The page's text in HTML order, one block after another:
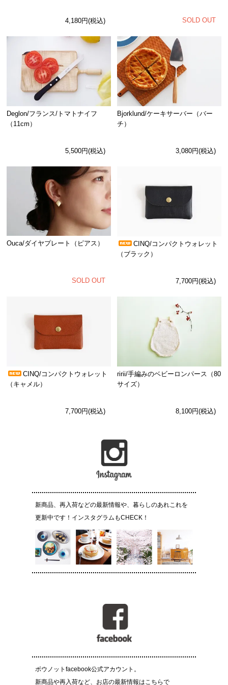
4,180円(税込) SOLD OUT
Deglon/フランス/トマトナイフ
（11cm）
5,500円(税込)
Bjorklund/ケーキサーバー（バー
チ）
3,080円(税込)
Ouca/ダイヤプレート（ピアス）
SOLD OUT
CINQ/コンパクトウォレット
（ブラック）
7,700円(税込)
CINQ/コンパクトウォレット
（キャメル）
7,700円(税込)
ririi/手編みのベビーロンパース（80
サイズ）
8,100円(税込)
新商品、再入荷などの最新情報や、暮らしのあれこれを
更新中です！インスタグラムもCHECK！
ボウノットfacebook公式アカウント。
新商品や再入荷など、お店の最新情報はこちらで